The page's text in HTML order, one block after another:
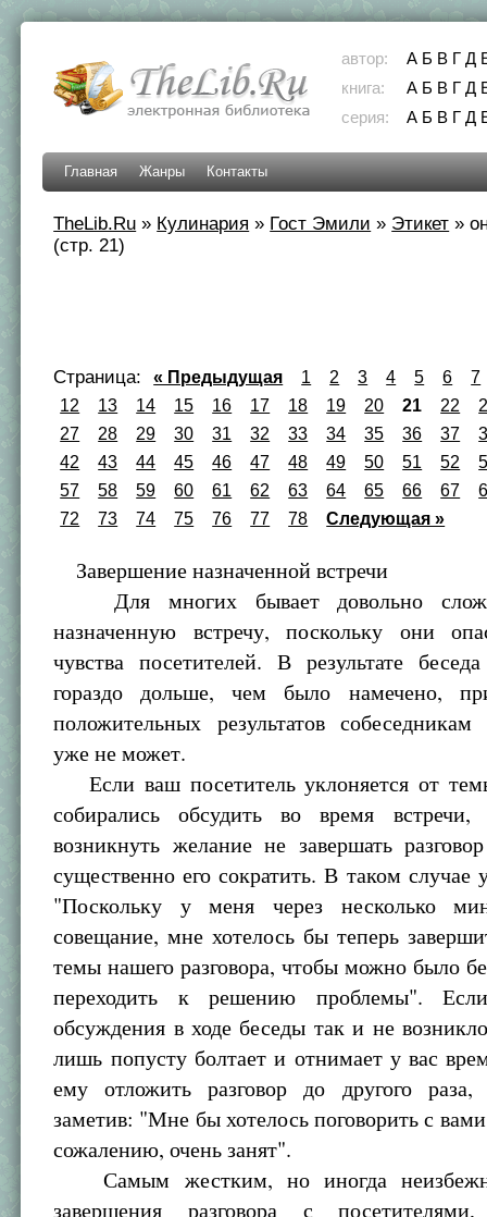
автор: А Б В Г Д
книга:
А Б В Г Д
серия:
А Б В Г Д
Главная Жанры Контакты
TheLib.Ru » Кулинария » Гост Эмили » Этикет »
(стр. 21)
Страница: « Предыдущая 1 2 3 4 5 6
7
12
13 14 15 16 17 18 19 20 21 22
27
28 29 30 31 32 33 34 35 36 37
42
43 44 45 46 47 48 49 50 51 52
57
58 59 60 61 62 63 64 65 66 67
72
73 74 75 76 77 78 Следующая »
Завершение назначенной встречи
Для многих бывает довольно
назначенную встречу, поскольку они
чувства посетителей. В результате
гораздо дольше, чем было намечено,
положительных результатов
уже не может.
Если ваш посетитель уклоняется от
собирались обсудить во время
возникнуть желание не завершать
существенно его сократить. В таком случае
"Поскольку у меня через несколько
совещание, мне хотелось бы теперь
темы нашего разговора, чтобы можно было
переходить к решению проблемы".
обсуждения в ходе беседы так и не
лишь попусту болтает и отнимает у вас
ему отложить разговор до другого
заметив: "Мне бы хотелось поговорить с
сожалению, очень занят".
Самым жестким, но иногда
завершения разговора с